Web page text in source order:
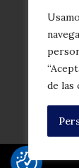
de las